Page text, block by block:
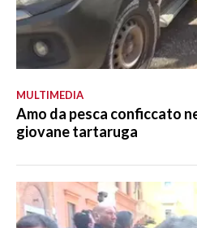
MULTIMEDIA
Amo da pesca conficcato
giovane tartaruga